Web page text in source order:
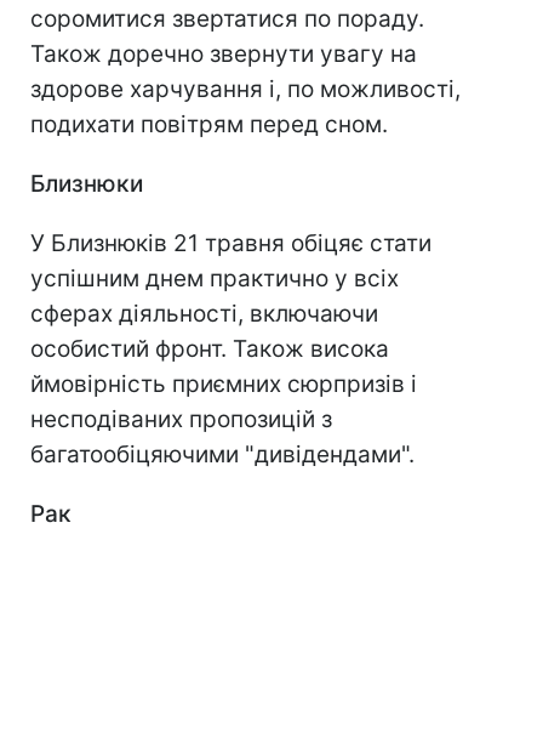
соромитися звертатися по пораду.
Також доречно звернути увагу на
здорове харчування і, по можливості,
подихати повітрям перед сном.
Близнюки
У Близнюків 21 травня обіцяє стати
успішним днем практично у всіх
сферах діяльності, включаючи
особистий фронт. Також висока
ймовірність приємних сюрпризів і
несподіваних пропозицій з
багатообіцяючими "дивідендами".
Рак